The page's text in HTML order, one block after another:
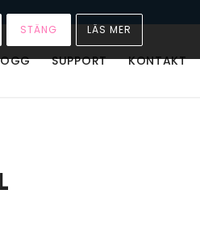
SUPPORT KONTAKT
STÄNG LÄS MER